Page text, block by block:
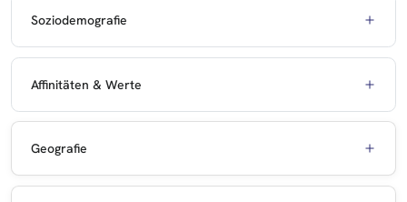
Soziodemografie
Affinitäten & Werte
Geografie